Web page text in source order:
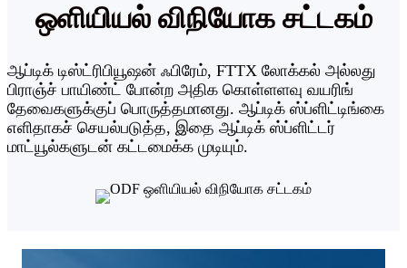
ஒளியியல் விநியோக சட்டகம்
ஆப்டிக் டிஸ்ட்ரிபியூஷன் ஃபிரேம், FTTX லோக்கல் அல்லது
பிராஞ்ச் பாயிண்ட் போன்ற அதிக கொள்ளளவு வயரிங்
தேவைகளுக்குப் பொருத்தமானது. ஆப்டிக் ஸ்ப்ளிட்டிங்கை
எளிதாகச் செயல்படுத்த, இதை ஆப்டிக் ஸ்ப்ளிட்டர்
மாட்யூல்களுடன் கட்டமைக்க முடியும்.